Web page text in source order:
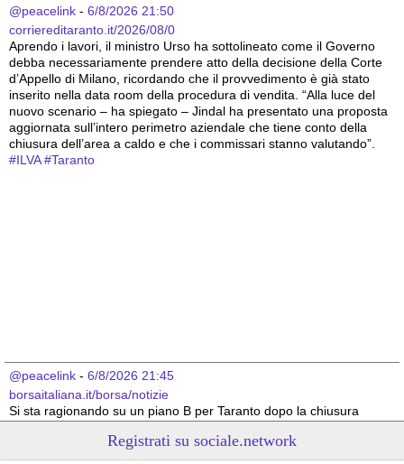
@peacelink - 6/8/2026 21:50
corriereditaranto.it/2026/08/0
Aprendo i lavori, il ministro Urso ha sottolineato come il Governo
debba necessariamente prendere atto della decisione della Corte
d’Appello di Milano, ricordando che il provvedimento è già stato
inserito nella data room della procedura di vendita. “Alla luce del
nuovo scenario – ha spiegato – Jindal ha presentato una proposta
aggiornata sull’intero perimetro aziendale che tiene conto della
chiusura dell’area a caldo e che i commissari stanno valutando”.
#ILVA #Taranto
@peacelink - 6/8/2026 21:45
borsaitaliana.it/borsa/notizie
Si sta ragionando su un piano B per Taranto dopo la chiusura
Registrati su sociale.network